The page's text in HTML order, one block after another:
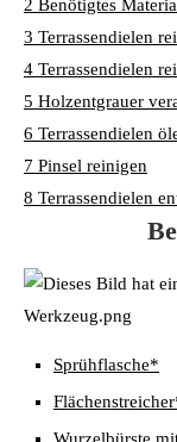
2 Benötigtes
3 Terrassendielen
4 Terrassendielen
5 Holzentgrauer
6 Terrassendielen
7 Pinsel reinigen
8 Terrassendielen
Sprühflasche*